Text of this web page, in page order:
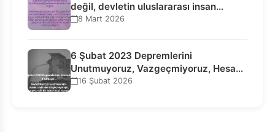
değil, devletin uluslararası insan…
8 Mart 2026
6 Şubat 2023 Depremlerini
Unutmuyoruz, Vazgeçmiyoruz, Hesap
Sorulmasını İstiyoruz!
16 Şubat 2026